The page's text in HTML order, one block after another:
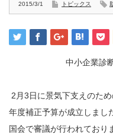
2015/3/1 トピックス
中小企業診
2月3日に景気下支えのた
年度補正予算が成立しまし
国会で審議が行われており